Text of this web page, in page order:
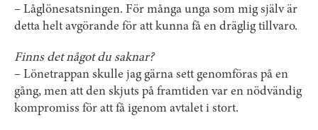
– Låglönesatsningen. För många unga som mig själv är
detta helt avgörande för att kunna få en dräglig tillvaro.
Finns det något du saknar?
– Lönetrappan skulle jag gärna sett genomföras på en
gång, men att den skjuts på framtiden var en nödvändig
kompromiss för att få igenom avtalet i stort.